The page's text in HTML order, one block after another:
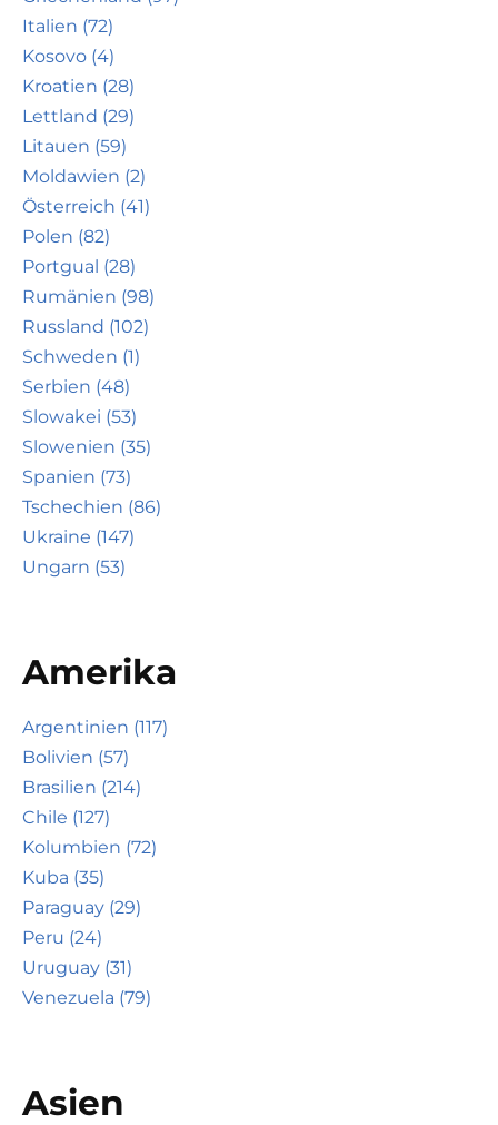
Italien (72)
Kosovo (4)
Kroatien (28)
Lettland (29)
Litauen (59)
Moldawien (2)
Österreich (41)
Polen (82)
Portgual (28)
Rumänien (98)
Russland (102)
Schweden (1)
Serbien (48)
Slowakei (53)
Slowenien (35)
Spanien (73)
Tschechien (86)
Ukraine (147)
Ungarn (53)
Amerika
Argentinien (117)
Bolivien (57)
Brasilien (214)
Chile (127)
Kolumbien (72)
Kuba (35)
Paraguay (29)
Peru (24)
Uruguay (31)
Venezuela (79)
Asien